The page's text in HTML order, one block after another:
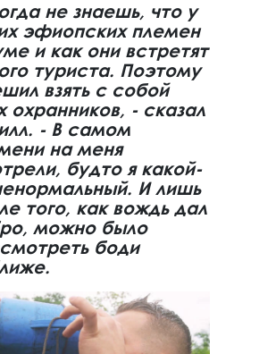
не знаешь, что у
эфиопских племен
и как они встретят
туриста. Поэтому
взять с собой
охранников, - сказал
- В самом
на меня
будто я какой-
И лишь
того, как вождь дал
можно было
боди